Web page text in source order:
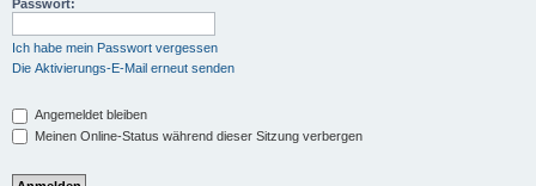
Passwort:
Ich habe mein Passwort vergessen
Die Aktivierungs-E-Mail erneut senden
Angemeldet bleiben
Meinen Online-Status während dieser Sitzung verbergen